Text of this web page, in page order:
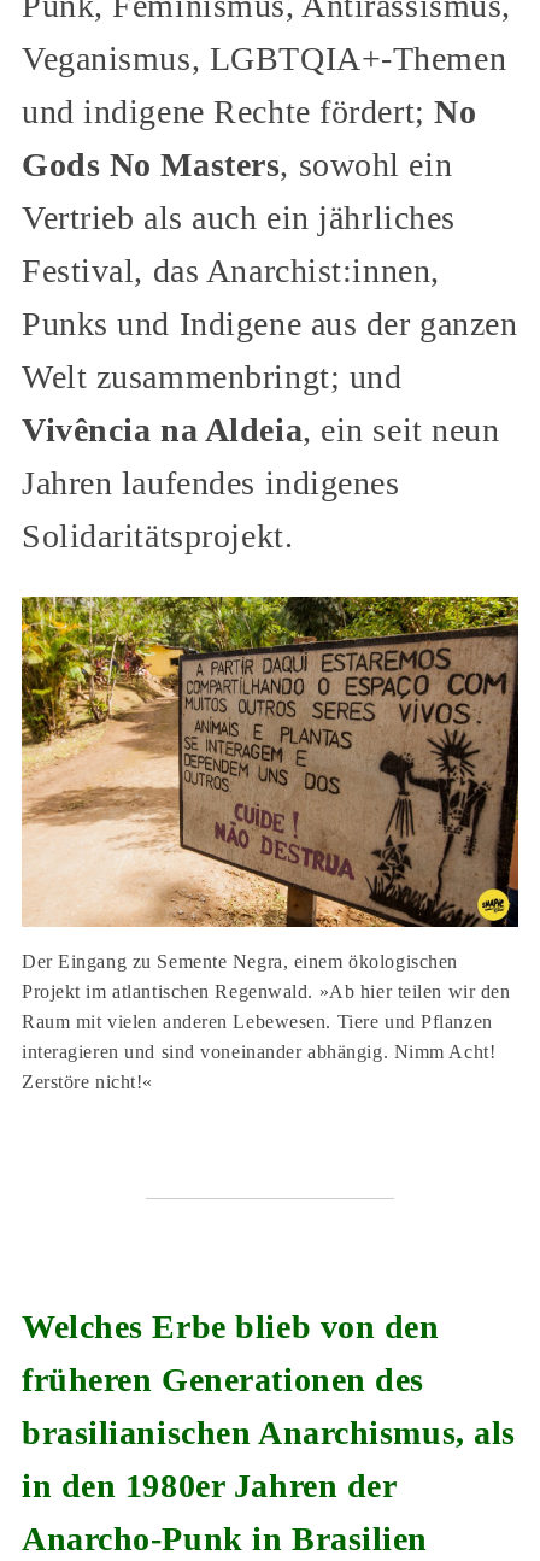
Veganismus, LGBTQIA+-Themen
und indigene Rechte fördert;No
Gods No Masters, sowohl ein
Vertrieb als auch ein jährliches
Festival, das Anarchist:innen,
Punks und Indigene aus der ganzen
Welt zusammenbringt; und
Vivência na Aldeia, ein seit neun
Jahren laufendes indigenes
Solidaritätsprojekt.
Der Eingang zu Semente Negra, einem ökologischen
Projekt im atlantischen Regenwald. »Ab hier teilen wir den
Raum mit vielen anderen Lebewesen. Tiere und Pflanzen
interagieren und sind voneinander abhängig. Nimm Acht!
Zerstöre nicht!«
Welches Erbe blieb von den
früheren Generationen des
brasilianischen Anarchismus, als
in den 1980er Jahren der
Anarcho-Punk in Brasilien